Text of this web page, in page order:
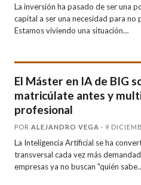
La inversión ha pasado de ser una
capital a ser una necesidad para
Estamos viviendo una situación…
El Máster en IA de BIG
matricúlate antes y
profesional
POR ALEJANDRO VEGA · 9
La Inteligencia Artificial se ha
transversal cada vez más
empresas ya no buscan "quién